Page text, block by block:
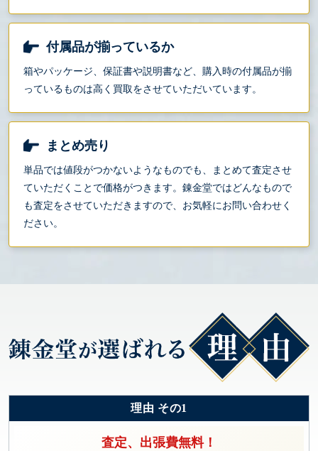
付属品が揃っているか
箱やパッケージ、保証書や説明書など、購入時の付属品が揃
っているものは高く買取をさせていただいています。
まとめ売り
単品では値段がつかないようなものでも、まとめて査定させ
ていただくことで価格がつきます。錬金堂ではどんなもので
も査定をさせていただきますので、お気軽にお問い合わせく
ださい。
理由 その1
査定、出張費無料！